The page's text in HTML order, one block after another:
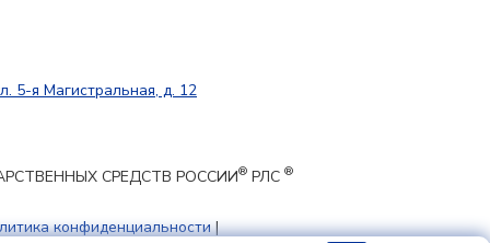
5-я Магистральная, д. 12
СРЕДСТВ РОССИИ® РЛС ®
конфиденциальности|